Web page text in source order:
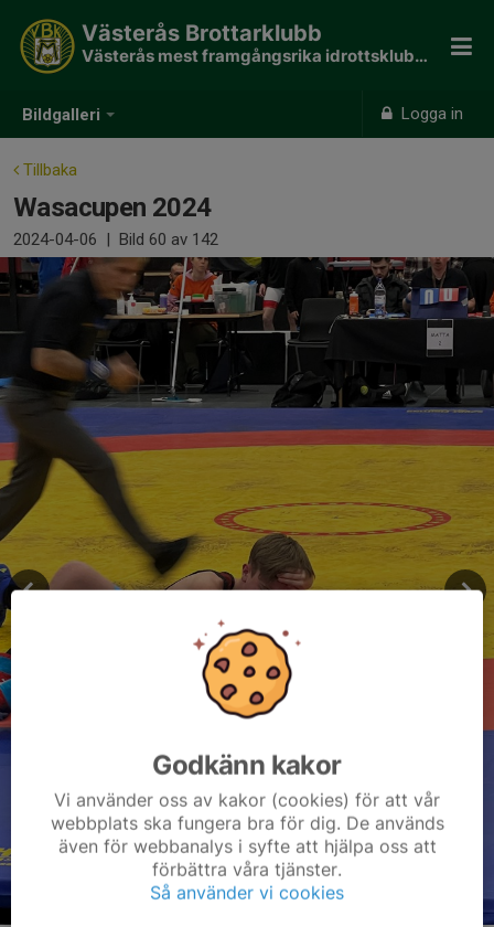
Bildgalleri Logga in
Västerås Brottarklubb
Västerås mest framgångsrika idrottsklubb - 190 SM guld
Tillbaka
Wasacupen 2024
2024-04-06 | Bild 60 av 142
Godkänn kakor
Vi använder oss av kakor (cookies) för att vår
webbplats ska fungera bra för dig. De används
även för webbanalys i syfte att hjälpa oss att
förbättra våra tjänster.
Så använder vi cookies